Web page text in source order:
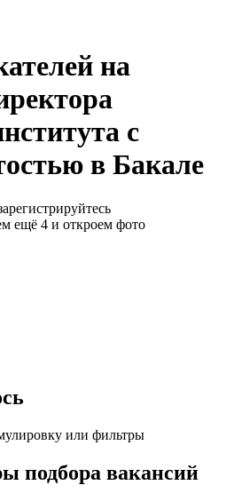
на
с
в Бакале
ещё 4 и откроем фото
или фильтры
подбора вакансий